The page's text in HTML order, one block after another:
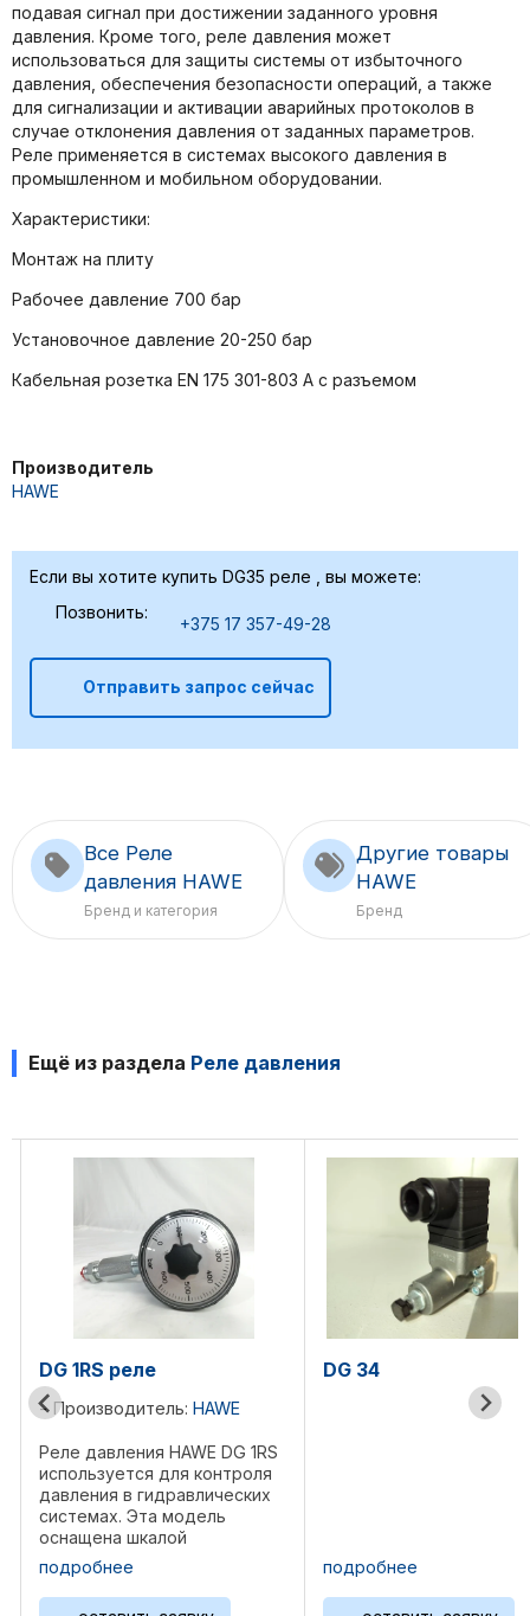
подавая сигнал при достижении заданного уровня
давления. Кроме того, реле давления может
использоваться для защиты системы от избыточного
давления, обеспечения безопасности операций, а также
для сигнализации и активации аварийных протоколов в
случае отклонения давления от заданных параметров.
Реле применяется в системах высокого давления в
промышленном и мобильном оборудовании.
Характеристики:
Монтаж на плиту
Рабочее давление 700 бар
Установочное давление 20-250 бар
Кабельная розетка EN 175 301-803 A с разъемом
Производитель
HAWE
Если вы хотите купить DG35 реле , вы можете:
Позвонить:
+375 17 357-49-28
Отправить запрос сейчас
Все Реле
давления HAWE
Бренд и категория
Другие товары
HAWE
Бренд
Ещё из раздела Реле давления
HAWE
HAWE DG 1RS
для контроля
гидравлических
Эта модель
шкалой
для установки
что
точный и